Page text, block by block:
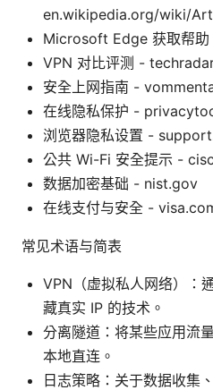
en.wikipedia.org/wiki/
Microsoft Edge 获取帮
VPN 对比评测 -
安全上网指南 -
在线隐私保护 -
浏览器隐私设置 -
公共 Wi-Fi 安全提示 -
数据加密基础 - nist.gov
在线支付与安全 -
常见术语与简表
VPN（虚拟私人网络）：
藏真实 IP 的技术。
分离隧道：将某些应用流
本地直连。
日志策略：关于数据收集